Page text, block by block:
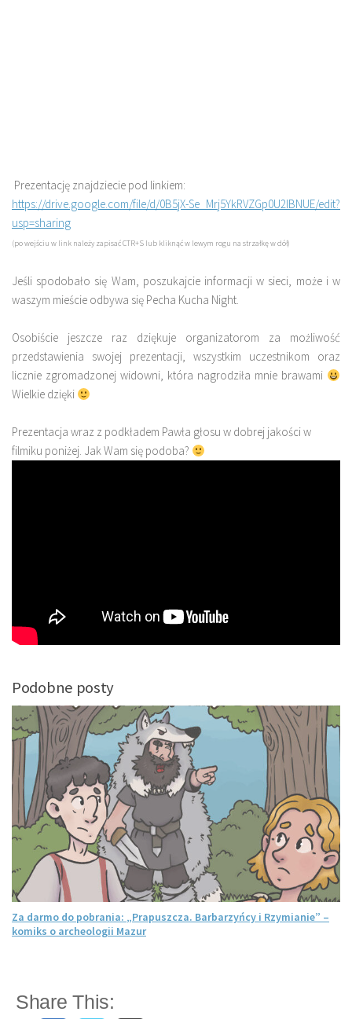
Prezentację znajdziecie pod linkiem:
https://drive.google.com/file/d/0B5jX-Se_Mrj5YkRVZGp0U2lBNUE/edit?
usp=sharing
(po wejściu w link należy zapisać CTR+S lub kliknąć w lewym rogu na strzałkę w dół)
Jeśli spodobało się Wam, poszukajcie informacji w sieci, może i w
waszym mieście odbywa się Pecha Kucha Night.
Osobiście jeszcze raz dziękuje organizatorom za możliwość
przedstawienia swojej prezentacji, wszystkim uczestnikom oraz
licznie zgromadzonej widowni, która nagrodziła mnie brawami
Wielkie dzięki
Prezentacja wraz z podkładem Pawła głosu w dobrej jakości w
filmiku poniżej. Jak Wam się podoba?
Podobne posty
Za darmo do pobrania: „Prapuszcza. Barbarzyńcy i Rzymianie” –
komiks o archeologii Mazur
Share This: